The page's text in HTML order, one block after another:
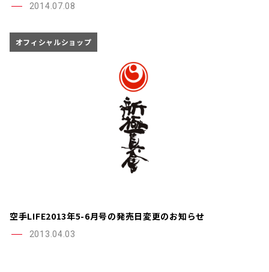
2014.07.08
オフィシャルショップ
空手LIFE2013年5-6月号の発売日変更のお知らせ
2013.04.03